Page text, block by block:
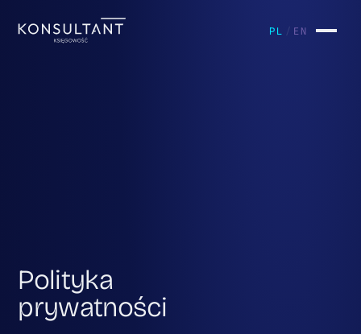
PL / EN
Start k/01
Polityka
prywatności